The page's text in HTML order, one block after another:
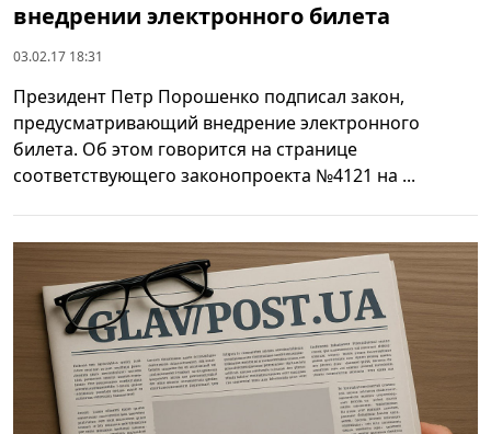
внедрении электронного билета
03.02.17 18:31
Президент Петр Порошенко подписал закон,
предусматривающий внедрение электронного
билета. Об этом говорится на странице
соответствующего законопроекта №4121 на ...